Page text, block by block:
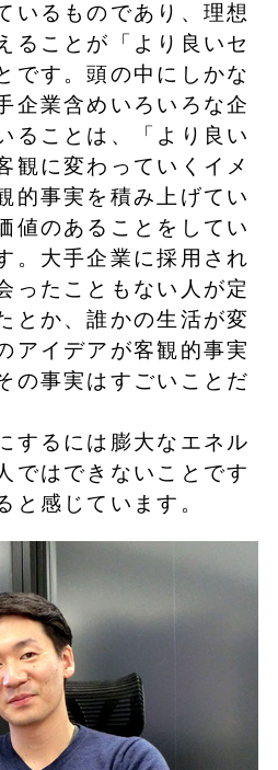
いるものであり、理想
ることが「より良いセ
です。頭の中にしかな
企業含めいろいろな企
ることは、「より良い
観に変わっていくイメ
的事実を積み上げてい
値のあることをしてい
。大手企業に採用され
ったこともない人が定
とか、誰かの生活が変
アイデアが客観的事実
の事実はすごいことだ
するには膨大なエネル
ではできないことです
と感じています。